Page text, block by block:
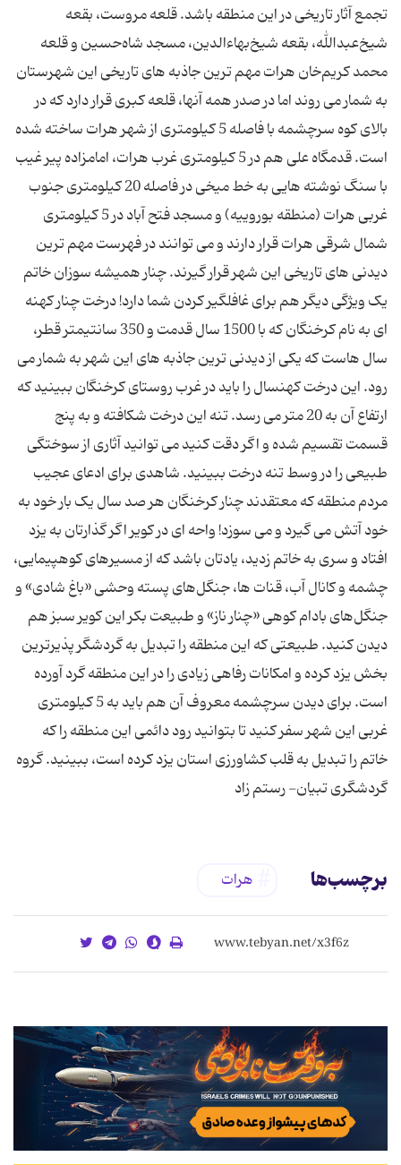
تجمع آثار تاریخی در این منطقه باشد. قلعه مروست، بقعه
شیخ‌عبدالله، ‌بقعه شیخ‌بهاءالدین، مسجد شاه‌حسین و قلعه
محمد كریم‌خان هرات مهم ترین جاذبه های تاریخی این شهرستان
به شمار می روند اما در صدر همه آنها، قلعه کبری قرار دارد که در
بالای کوه سرچشمه با فاصله 5 کیلومتری از شهر هرات ساخته شده
است. قدمگاه علی هم در 5 کیلومتری غرب هرات، امامزاده پیر غیب
با سنگ نوشته هایی به خط میخی در فاصله 20 کیلومتری جنوب
غربی هرات (منطقه بوروییه) و مسجد فتح آباد در 5 کیلومتری
شمال شرقی هرات قرار دارند و می توانند در فهرست مهم ترین
دیدنی های تاریخی این شهر قرار گیرند. چنار همیشه سوزان خاتم
یک ویژگی دیگر هم برای غافلگیر کردن شما دارد! درخت چنار کهنه
ای به نام کرخنگان که با 1500 سال قدمت و 350 سانتیمتر قطر،
سال هاست که یکی از دیدنی ترین جاذبه های این شهر به شمار می
رود. این درخت کهنسال را باید در غرب روستای کرخنگان ببینید که
ارتفاع آن به 20 متر می رسد. تنه این درخت شکافته و به پنج
قسمت تقسیم شده و اگر دقت کنید می توانید آثاری از سوختگی
طبیعی را در وسط تنه درخت ببینید. شاهدی برای ادعای عجیب
مردم منطقه که معتقدند چنار کرخنگان هر صد سال یک بار خود به
خود آتش می گیرد و می سوزد! واحه ای در کویر اگر گذارتان به یزد
افتاد و سری به خاتم زدید، یادتان باشد که از مسیرهای کوهپیمایی،
چشمه و کانال آب، قنات ها، جنگل‌های پسته وحشی «باغ شادی» و
جنگل‌های بادام كوهی «چنار ناز» و طبیعت بکر این کویر سبز هم
دیدن کنید. طبیعتی که این منطقه را تبدیل به گردشگر پذیرترین
بخش یزد کرده و امکانات رفاهی زیادی را در این منطقه گرد آورده
است. برای دیدن سرچشمه معروف آن هم باید به 5 کیلومتری
غربی این شهر سفر کنید تا بتوانید رود دائمی این منطقه را که
خاتم را تبدیل به قلب کشاورزی استان یزد کرده است، ببینید. گروه
گردشگری تبیان- رستم زاد
برچسب‌ها هرات